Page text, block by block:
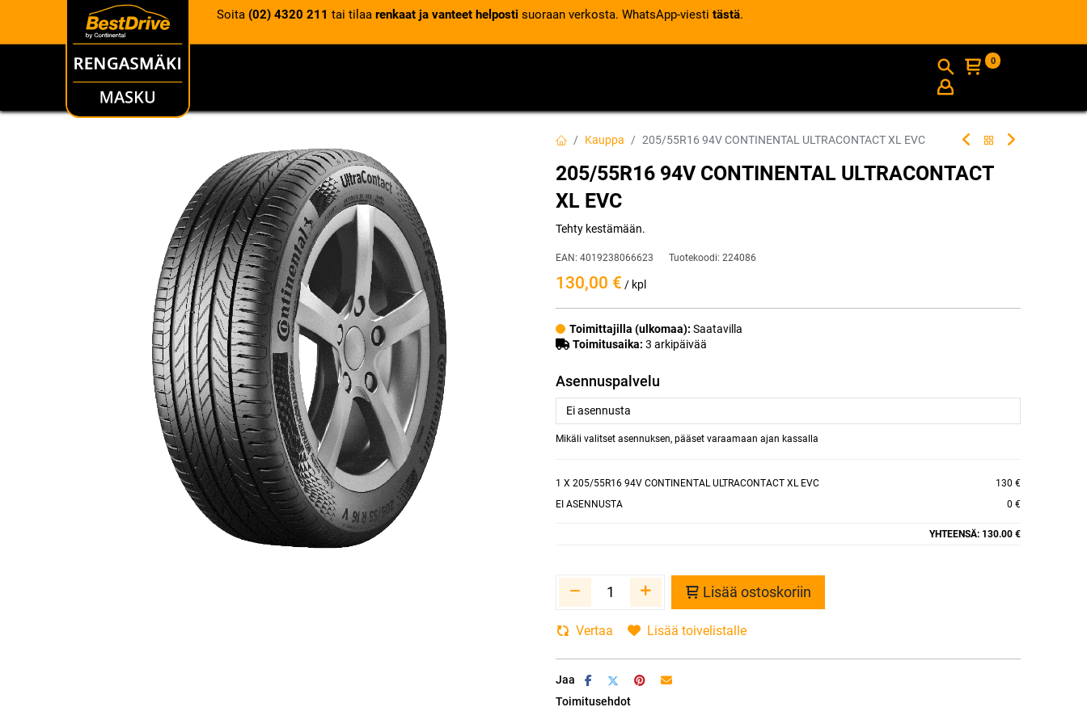
Soita (02) 4320 211 tai tilaa renkaat ja vanteet helposti suoraan verkosta. WhatsApp-viesti tästä.
RENKAAT INFO
0
Kauppa 205/55R16 94V CONTINENTAL ULTRACONTACT XL EVC
205/55R16 94V CONTINENTAL ULTRACONTACT
XL EVC
Tehty kestämään.
EAN: 4019238066623 Tuotekoodi: 224086
130,00 € / kpl
Toimittajilla (ulkomaa): Saatavilla
Toimitusaika: 3 arkipäivää
Asennuspalvelu
Mikäli valitset asennuksen, pääset varaamaan ajan kassalla
1 X 205/55R16 94V CONTINENTAL ULTRACONTACT XL EVC
130 €
EI ASENNUSTA
0 €
YHTEENSÄ: 130.00 €
Lisää ostoskoriin
Vertaa Lisää toivelistalle
Jaa
Toimitusehdot